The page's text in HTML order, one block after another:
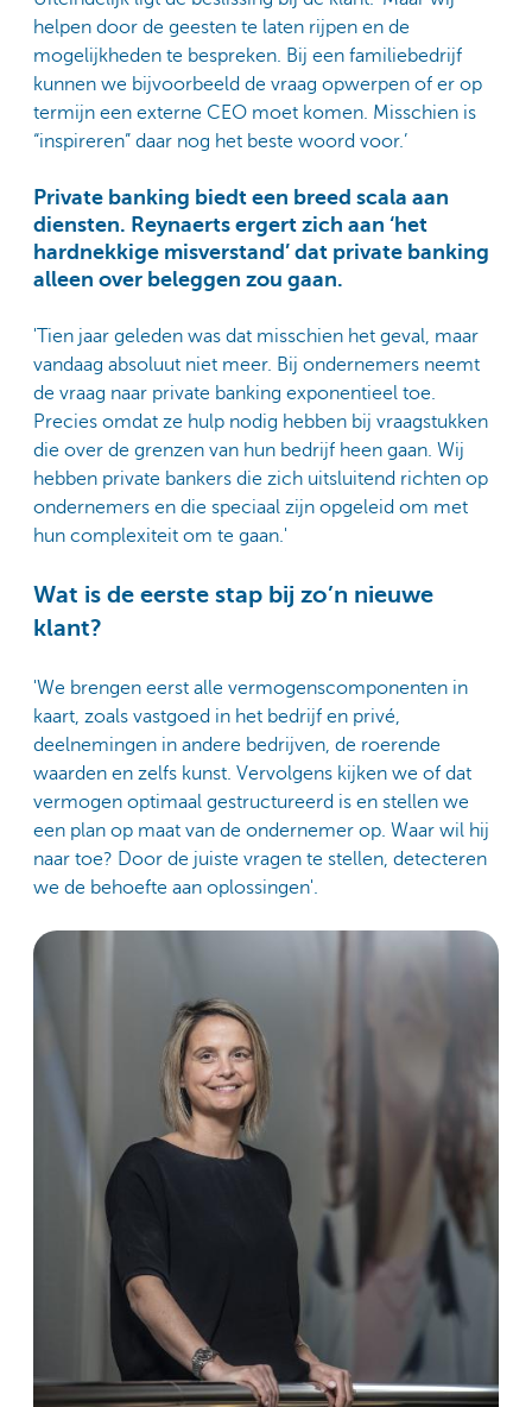
helpen door de geesten te laten rijpen en de
mogelijkheden te bespreken. Bij een familiebedrijf
kunnen we bijvoorbeeld de vraag opwerpen of er op
termijn een externe CEO moet komen. Misschien is
“inspireren” daar nog het beste woord voor.’
Private banking biedt een breed scala aan
diensten. Reynaerts ergert zich aan ‘het
hardnekkige misverstand’ dat private banking
alleen over beleggen zou gaan.
'Tien jaar geleden was dat misschien het geval, maar
vandaag absoluut niet meer. Bij ondernemers neemt
de vraag naar private banking exponentieel toe.
Precies omdat ze hulp nodig hebben bij vraagstukken
die over de grenzen van hun bedrijf heen gaan. Wij
hebben private bankers die zich uitsluitend richten op
ondernemers en die speciaal zijn opgeleid om met
hun complexiteit om te gaan.'
Wat is de eerste stap bij zo’n nieuwe
klant?
'We brengen eerst alle vermogenscomponenten in
kaart, zoals vastgoed in het bedrijf en privé,
deelnemingen in andere bedrijven, de roerende
waarden en zelfs kunst. Vervolgens kijken we of dat
vermogen optimaal gestructureerd is en stellen we
een plan op maat van de ondernemer op. Waar wil hij
naar toe? Door de juiste vragen te stellen, detecteren
we de behoefte aan oplossingen'.